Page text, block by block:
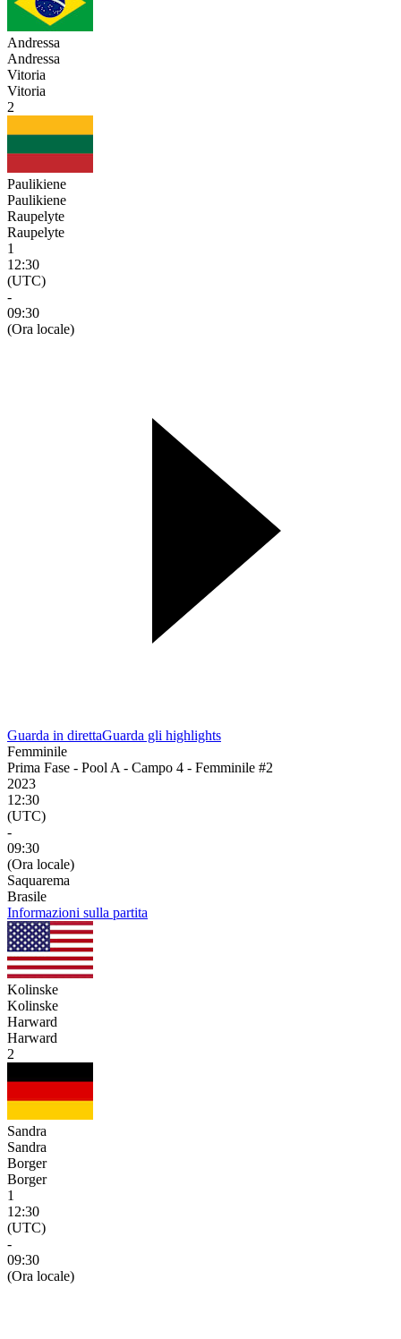
Andressa
Andressa
Vitoria
Vitoria
2
Paulikiene
Paulikiene
Raupelyte
Raupelyte
1
12:30
(UTC)
-
09:30
(Ora locale)
Guarda in direttaGuarda gli highlights
Femminile
Prima Fase - Pool A - Campo 4 - Femminile #2
2023
12:30
(UTC)
-
09:30
(Ora locale)
Saquarema
Brasile
Informazioni sulla partita
Kolinske
Kolinske
Harward
Harward
2
Sandra
Sandra
Borger
Borger
1
12:30
(UTC)
-
09:30
(Ora locale)